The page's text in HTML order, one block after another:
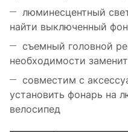
люминесцентный
найти выключенный
съемный головной
необходимости
совместим с
установить фонарь на
велосипед